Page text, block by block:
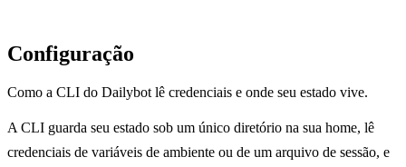
Configuração
Como a CLI do Dailybot lê credenciais e onde seu estado vive.
A CLI guarda seu estado sob um único diretório na sua home, lê
credenciais de variáveis de ambiente ou de um arquivo de sessão, e